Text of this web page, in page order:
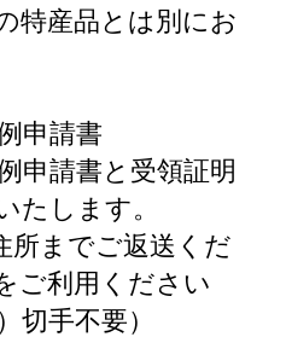
特産品とは別にお
申請書
申請書と受領証明
たします。
所までご返送くだ
ご利用ください
切手不要）